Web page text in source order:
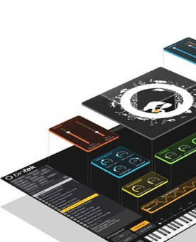
キーボード
管楽器